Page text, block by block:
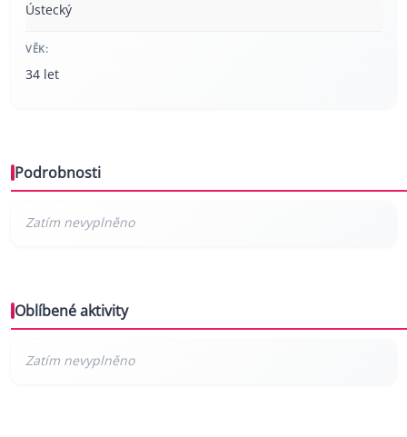
Ústecký
VĚK:
34 let
Podrobnosti
Oblíbené aktivity